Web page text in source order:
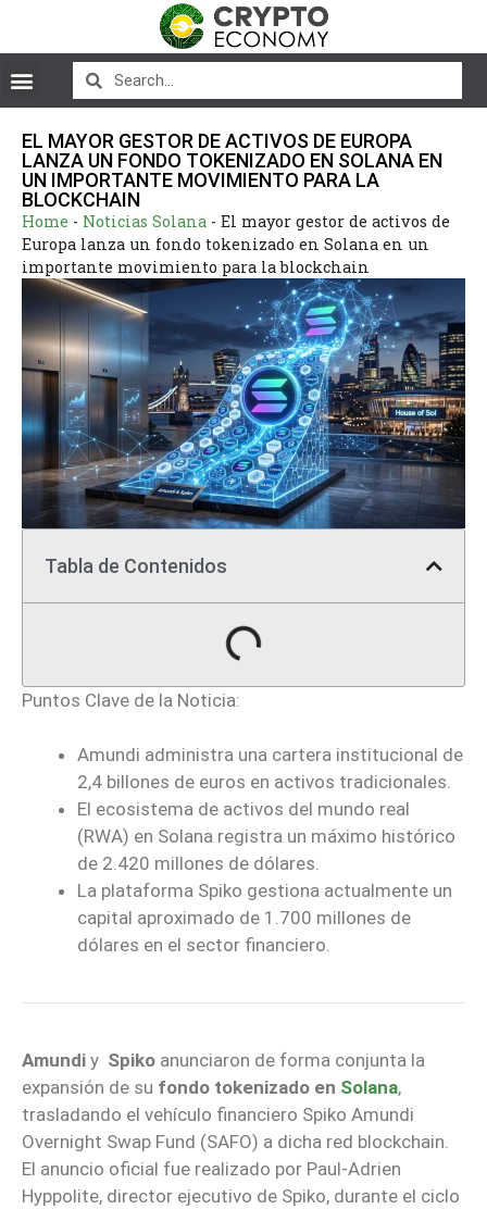
EL MAYOR GESTOR DE ACTIVOS DE EUROPA
LANZA UN FONDO TOKENIZADO EN SOLANA EN
UN IMPORTANTE MOVIMIENTO PARA LA
BLOCKCHAIN
Home - Noticias Solana - El mayor gestor de activos de
Europa lanza un fondo tokenizado en Solana en un
importante movimiento para la blockchain
Tabla de Contenidos
Puntos Clave de la Noticia:
Amundi administra una cartera institucional de
2,4 billones de euros en activos tradicionales.
El ecosistema de activos del mundo real
(RWA) en Solana registra un máximo histórico
de 2.420 millones de dólares.
La plataforma Spiko gestiona actualmente un
capital aproximado de 1.700 millones de
dólares en el sector financiero.
Amundi y Spiko anunciaron de forma conjunta la
expansión de su fondo tokenizado en Solana,
trasladando el vehículo financiero Spiko Amundi
Overnight Swap Fund (SAFO) a dicha red blockchain.
El anuncio oficial fue realizado por Paul-Adrien
Hyppolite, director ejecutivo de Spiko, durante el ciclo